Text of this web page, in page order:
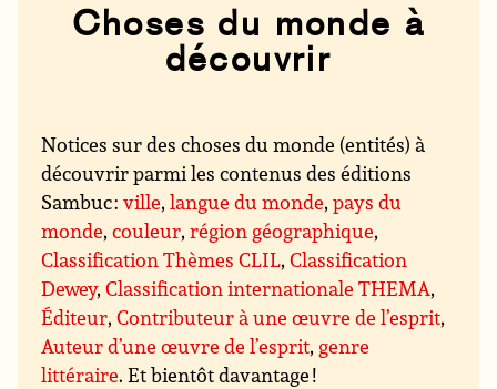
Choses du monde à
découvrir
Notices sur des choses du monde (entités) à
découvrir parmi les contenus des éditions
Sambuc :ville,langue du monde,pays du
monde,couleur,région géographique,
Classification Thèmes CLIL,Classification
Dewey,Classification internationale THEMA,
Éditeur,Contributeur à une œuvre de l’esprit,
Auteur d’une œuvre de l’esprit, genre
littéraire. Et bientôt davantage !